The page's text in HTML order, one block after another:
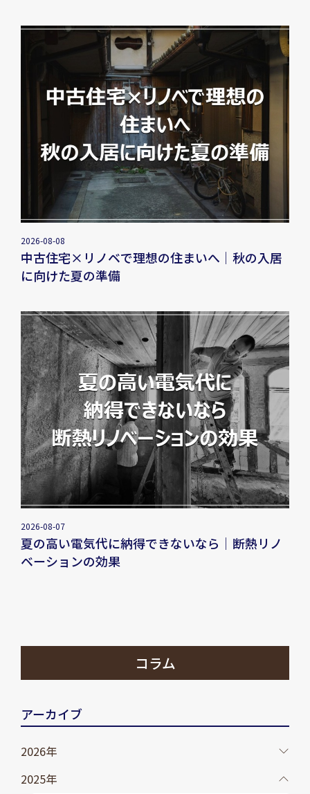
2026-08-08
中古住宅×リノベで理想の住まいへ｜秋の入居
に向けた夏の準備
2026-08-07
夏の高い電気代に納得できないなら｜断熱リノ
ベーションの効果
コラム
アーカイブ
2026年
2025年